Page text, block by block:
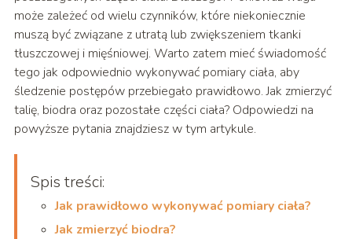
może zależeć od wielu czynników, które niekoniecznie
muszą być związane z utratą lub zwiększeniem tkanki
tłuszczowej i mięśniowej. Warto zatem mieć świadomość
tego jak odpowiednio wykonywać pomiary ciała, aby
śledzenie postępów przebiegało prawidłowo. Jak zmierzyć
talię, biodra oraz pozostałe części ciała? Odpowiedzi na
powyższe pytania znajdziesz w tym artykule.
Spis treści:
Jak prawidłowo wykonywać pomiary ciała?
Jak zmierzyć biodra?